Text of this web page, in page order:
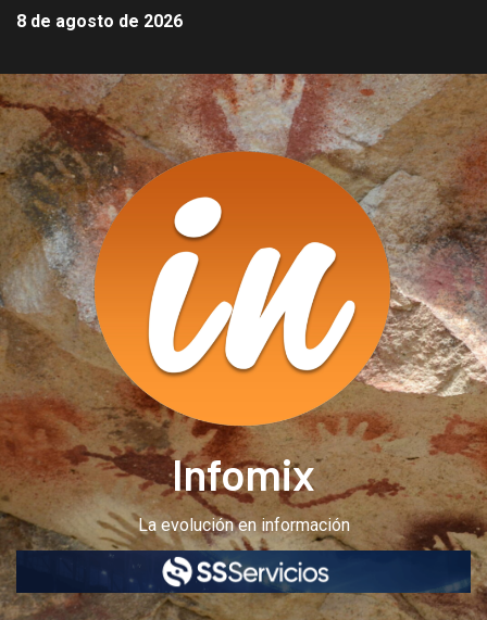
8 de agosto de 2026
Infomix
La evolución en información